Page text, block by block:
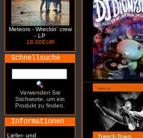
Meteors - Wreckin' crew
- LP
18.00EUR
Schnellsuche
Verwenden Sie
Stichworte, um ein
Produkt zu finden.
Informationen
Liefer- und